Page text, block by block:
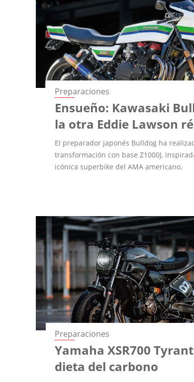
Preparaciones
Ensueño: Kawasaki
la otra Eddie Lawson
El preparador japonés Bulldog ha
transformación con base Z1000J,
icónica superbike del AMA americano.
Preparaciones
Yamaha XSR700
dieta del carbono